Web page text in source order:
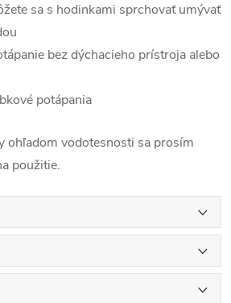
sa s hodinkami sprchovať umývať
bez dýchacieho prístroja alebo
potápania
ohľadom vodotesnosti sa prosím
použitie.